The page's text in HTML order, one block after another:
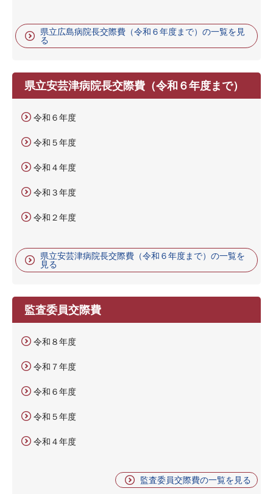
県立広島病院長交際費（令和６年度まで）の一覧を見
る
県立安芸津病院長交際費（令和６年度まで）
令和６年度
令和５年度
令和４年度
令和３年度
令和２年度
県立安芸津病院長交際費（令和６年度まで）の一覧を
見る
監査委員交際費
令和８年度
令和７年度
令和６年度
令和５年度
令和４年度
監査委員交際費の一覧を見る